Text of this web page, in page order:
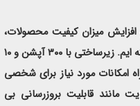
میزان کیفیت محصولات،
زیرساخت تازه ای برای طراحیهایمان ساخته ایم. زیرساختی با ۳۰۰ آپشن و ۱۰
امکانات مورد نیاز برای شخصی
مانند قابلیت بروزرسانی بی